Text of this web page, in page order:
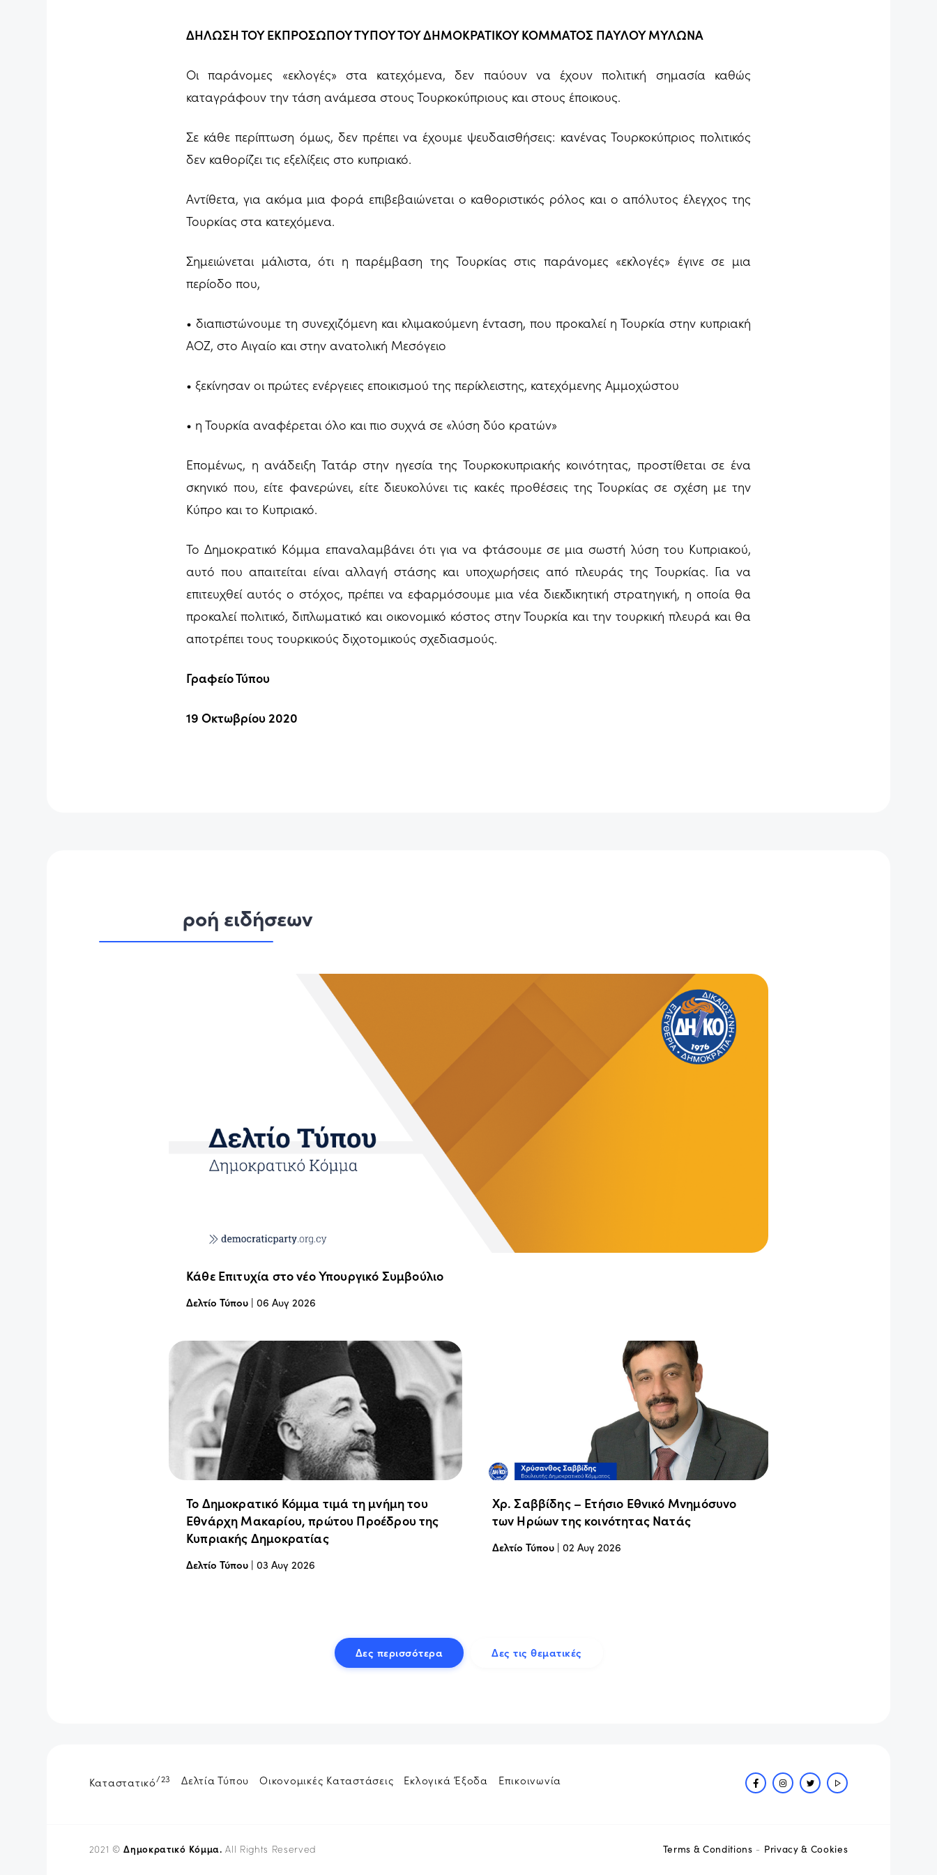
ΔΗΛΩΣΗ ΤΟΥ ΕΚΠΡΟΣΩΠΟΥ ΤΥΠΟΥ ΤΟΥ ΔΗΜΟΚΡΑΤΙΚΟΥ ΚΟΜΜΑΤΟΣ ΠΑΥΛΟΥ ΜΥΛΩΝΑ
Οι παράνομες «εκλογές» στα κατεχόμενα, δεν παύουν να έχουν πολιτική σημασία καθώς
καταγράφουν την τάση ανάμεσα στους Τουρκοκύπριους και στους έποικους.
Σε κάθε περίπτωση όμως, δεν πρέπει να έχουμε ψευδαισθήσεις: κανένας Τουρκοκύπριος πολιτικός
δεν καθορίζει τις εξελίξεις στο κυπριακό.
Αντίθετα, για ακόμα μια φορά επιβεβαιώνεται ο καθοριστικός ρόλος και ο απόλυτος έλεγχος της
Τουρκίας στα κατεχόμενα.
Σημειώνεται μάλιστα, ότι η παρέμβαση της Τουρκίας στις παράνομες «εκλογές» έγινε σε μια
περίοδο που,
• διαπιστώνουμε τη συνεχιζόμενη και κλιμακούμενη ένταση, που προκαλεί η Τουρκία στην κυπριακή
ΑΟΖ, στο Αιγαίο και στην ανατολική Μεσόγειο
• ξεκίνησαν οι πρώτες ενέργειες εποικισμού της περίκλειστης, κατεχόμενης Αμμοχώστου
• η Τουρκία αναφέρεται όλο και πιο συχνά σε «λύση δύο κρατών»
Επομένως, η ανάδειξη Τατάρ στην ηγεσία της Τουρκοκυπριακής κοινότητας, προστίθεται σε ένα
σκηνικό που, είτε φανερώνει, είτε διευκολύνει τις κακές προθέσεις της Τουρκίας σε σχέση με την
Κύπρο και το Κυπριακό.
Το Δημοκρατικό Κόμμα επαναλαμβάνει ότι για να φτάσουμε σε μια σωστή λύση του Κυπριακού,
αυτό που απαιτείται είναι αλλαγή στάσης και υποχωρήσεις από πλευράς της Τουρκίας. Για να
επιτευχθεί αυτός ο στόχος, πρέπει να εφαρμόσουμε μια νέα διεκδικητική στρατηγική, η οποία θα
προκαλεί πολιτικό, διπλωματικό και οικονομικό κόστος στην Τουρκία και την τουρκική πλευρά και θα
αποτρέπει τους τουρκικούς διχοτομικούς σχεδιασμούς.
Γραφείο Τύπου
19 Οκτωβρίου 2020
ροή ειδήσεων
Κάθε Επιτυχία στο νέο Υπουργικό Συμβούλιο
Δελτίο Τύπου | 06 Αυγ 2026
Το Δημοκρατικό Κόμμα τιμά τη μνήμη του
Εθνάρχη Μακαρίου, πρώτου Προέδρου της
Κυπριακής Δημοκρατίας
Δελτίο Τύπου | 03 Αυγ 2026
Χρ. Σαββίδης – Ετήσιο Εθνικό Μνημόσυνο
των Ηρώων της κοινότητας Νατάς
Δελτίο Τύπου| 02 Αυγ 2026
Δες περισσότερα Δες τις θεματικές
Καταστατικό/23 Δελτία Τύπου Οικονομικές Καταστάσεις Εκλογικά Έξοδα Επικοινωνία
2021 ©Δημοκρατικό Κόμμα. All Rights Reserved Terms & Conditions - Privacy & Cookies